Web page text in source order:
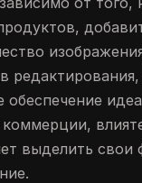
выделить свои